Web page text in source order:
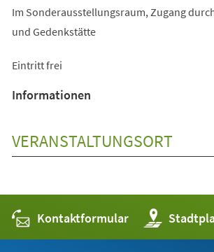
Im Sonderausstellungsraum, Zugang
und Gedenkstätte
Eintritt frei
Informationen
VERANSTALTUNGSORT
Kontaktformular (Öffnet
in
einem